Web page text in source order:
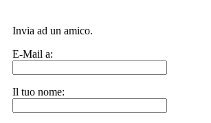
Invia ad un amico.
E-Mail a:
Il tuo nome: